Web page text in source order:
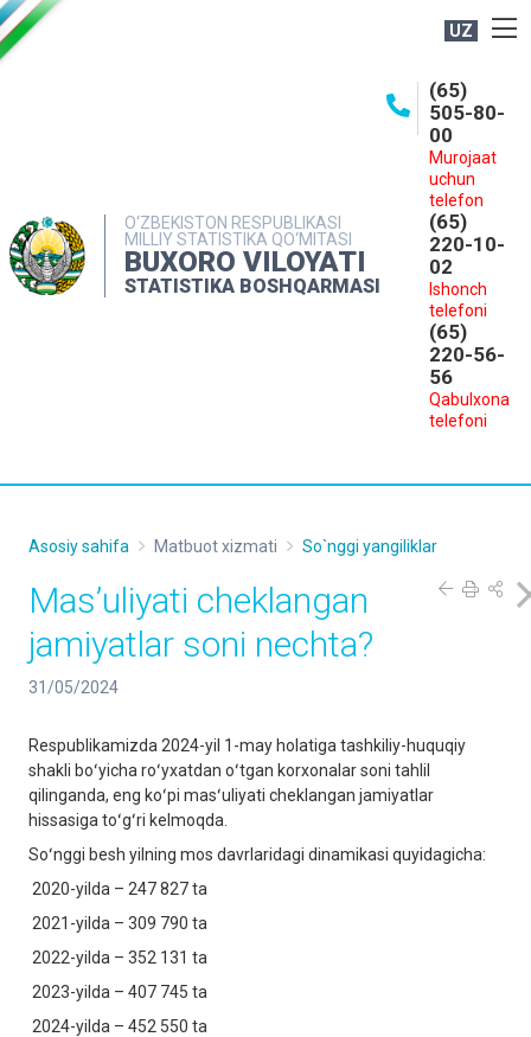
UZ
O‘ZBEKISTON RESPUBLIKASI
MILLIY STATISTIKA QO‘MITASI
BUXORO VILOYATI
STATISTIKA BOSHQARMASI
(65)
505-80-
00
Murojaat
uchun
telefon
(65)
220-10-
02
Ishonch
telefoni
(65)
220-56-
56
Qabulxona
telefoni
MATBUOT XIZMATI
MUROJAATLAR
Asosiy sahifa Matbuot xizmati So`nggi yangiliklar
Mas’uliyati cheklangan
jamiyatlar soni nechta?
31/05/2024
Respublikamizda 2024-yil 1-may holatiga tashkiliy-huquqiy
shakli boʻyicha roʻyxatdan oʻtgan korxonalar soni tahlil
qilinganda, eng koʻpi masʻuliyati cheklangan jamiyatlar
hissasiga toʻgʻri kelmoqda.
Soʻnggi besh yilning mos davrlaridagi dinamikasi quyidagicha:
2020-yilda – 247 827 ta
2021-yilda – 309 790 ta
2022-yilda – 352 131 ta
2023-yilda – 407 745 ta
2024-yilda – 452 550 ta